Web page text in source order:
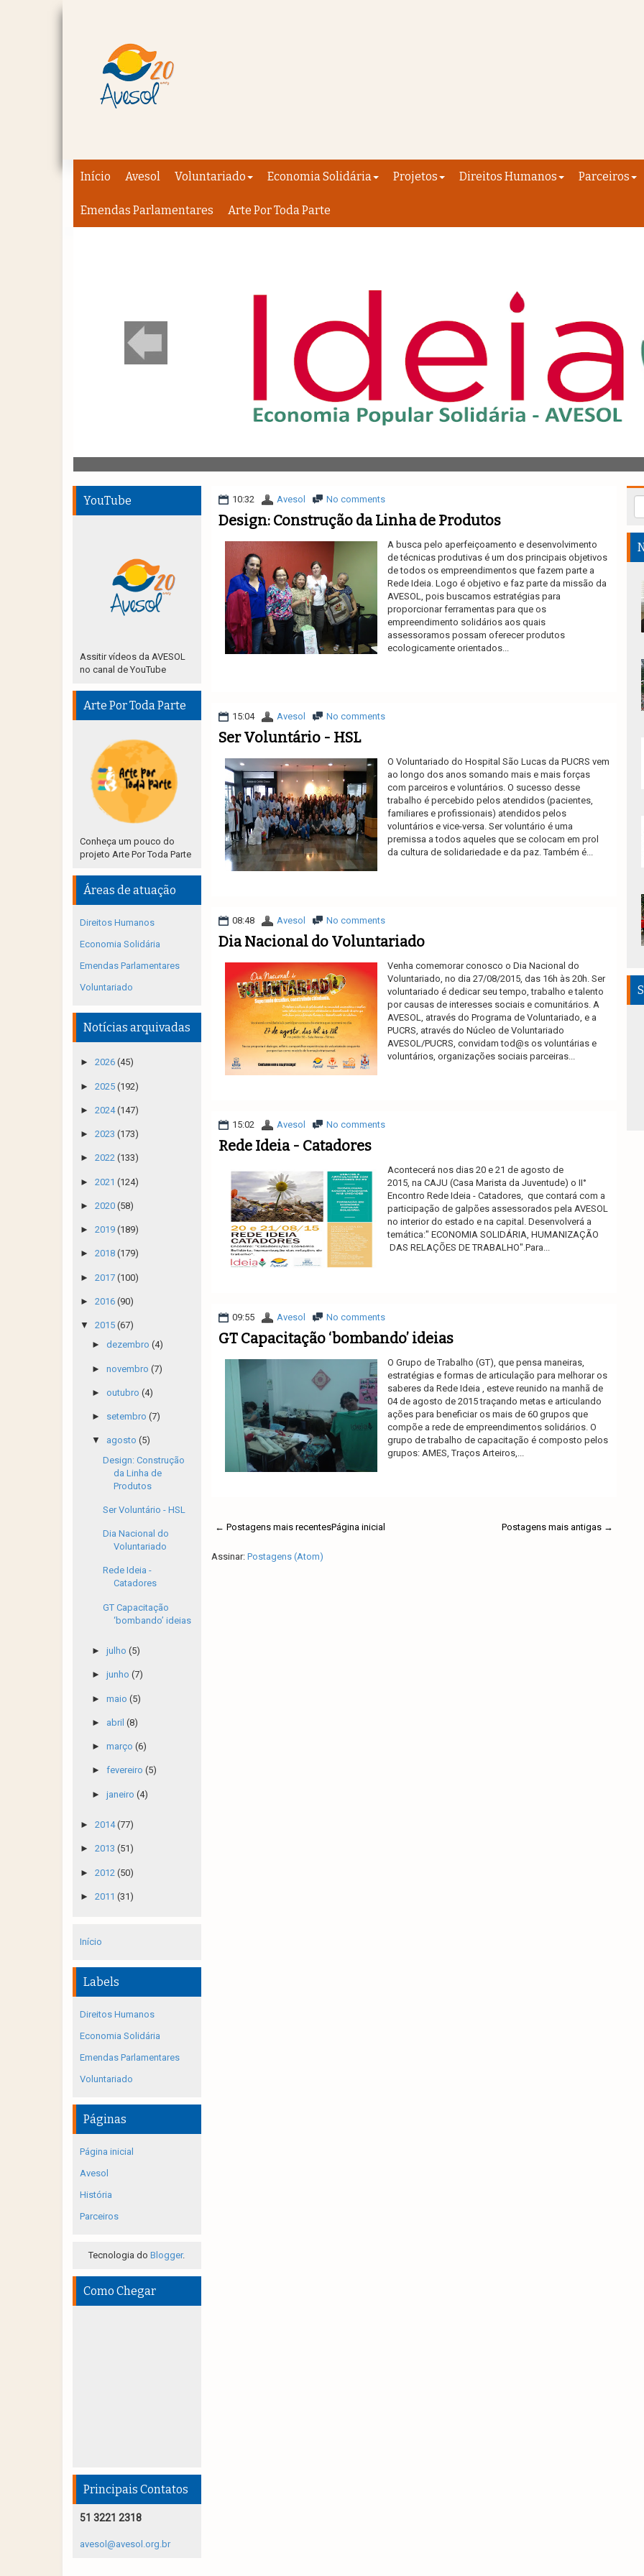
Início Avesol Voluntariado Economia Solidária Projetos Direitos Humanos Parceiros
Emendas Parlamentares Arte Por Toda Parte
10:32 Avesol No comments
Design: Construção da Linha de Produtos
A busca pelo aperfeiçoamento e desenvolvimento
de técnicas produtivas é um dos principais objetivos
de todos os empreendimentos que fazem parte a
Rede Ideia. Logo é objetivo e faz parte da missão da
AVESOL, pois buscamos estratégias para
proporcionar ferramentas para que os
empreendimento solidários aos quais
assessoramos possam oferecer produtos
ecologicamente orientados...
15:04 Avesol No comments
Ser Voluntário - HSL
O Voluntariado do Hospital São Lucas da PUCRS vem
ao longo dos anos somando mais e mais forças
com parceiros e voluntários. O sucesso desse
trabalho é percebido pelos atendidos (pacientes,
familiares e profissionais) atendidos pelos
voluntários e vice-versa. Ser voluntário é uma
premissa a todos aqueles que se colocam em prol
da cultura de solidariedade e da paz. Também é...
08:48 Avesol No comments
Dia Nacional do Voluntariado
Venha comemorar conosco o Dia Nacional do
Voluntariado, no dia 27/08/2015, das 16h às 20h. Ser
voluntariado é dedicar seu tempo, trabalho e talento
por causas de interesses sociais e comunitários. A
AVESOL, através do Programa de Voluntariado, e a
PUCRS, através do Núcleo de Voluntariado
AVESOL/PUCRS, convidam tod@s os voluntárias e
voluntários, organizações sociais parceiras...
15:02 Avesol No comments
Rede Ideia - Catadores
Acontecerá nos dias 20 e 21 de agosto de
2015, na CAJU (Casa Marista da Juventude) o II°
Encontro Rede Ideia - Catadores, que contará com a
participação de galpões assessorados pela AVESOL
no interior do estado e na capital. Desenvolverá a
temática:" ECONOMIA SOLIDÁRIA, HUMANIZAÇÃO
DAS RELAÇÕES DE TRABALHO". ​Para...
09:55 Avesol No comments
GT Capacitação ‘bombando’ ideias
O Grupo de Trabalho (GT), que pensa maneiras,
estratégias e formas de articulação para melhorar os
saberes da Rede Ideia , esteve reunido na manhã de
04 de agosto de 2015 traçando metas e articulando
ações para beneficiar os mais de 60 grupos que
compõe a rede de empreendimentos solidários. O
grupo de trabalho de capacitação é composto pelos
grupos: AMES, Traços Arteiros,...
← Postagens mais recentes Postagens mais antigas →
Página inicial
Assinar: Postagens (Atom)
YouTube
Assitir vídeos da AVESOL
no canal de YouTube
Arte Por Toda Parte
Conheça um pouco do
projeto Arte Por Toda Parte
Áreas de atuação
Direitos Humanos
Economia Solidária
Emendas Parlamentares
Voluntariado
Notícias arquivadas
► 2026 (45)
► 2025 (192)
► 2024(147)
► 2023 (173)
► 2022 (133)
► 2021 (124)
► 2020 (58)
► 2019 (189)
► 2018 (179)
► 2017 (100)
► 2016 (90)
▼ 2015 (67)
► dezembro (4)
► novembro (7)
► outubro (4)
► setembro (7)
▼ agosto (5)
Design: Construção
da Linha de
Produtos
Ser Voluntário - HSL
Dia Nacional do
Voluntariado
Rede Ideia -
Catadores
GT Capacitação
‘bombando’ ideias
► julho (5)
► junho (7)
► maio (5)
► abril (8)
► março (6)
► fevereiro (5)
► janeiro (4)
► 2014(77)
► 2013 (51)
► 2012 (50)
► 2011 (31)
Início
Labels
Direitos Humanos
Economia Solidária
Emendas Parlamentares
Voluntariado
Páginas
Página inicial
Avesol
História
Parceiros
Tecnologia doBlogger.
Como Chegar
Principais Contatos
51 3221 2318
avesol@avesol.org.br